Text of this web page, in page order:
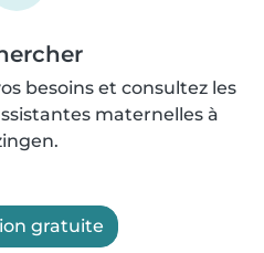
besoins et consultez les
maternelles à
gratuite